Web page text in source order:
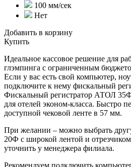
100 мм/сек
Нет
Добавить в корзину
Купить
Идеальное кассовое решение для
глэмпинга с ограниченным
Если у вас есть свой компьютер,
подключите к нему фискальный
Фискальный регистратор АТОЛ
для отелей эконом-класса. Быстро
доступной чековой ленте в 57 мм.
При желании – можно выбрать
20Ф с широкой лентой и
уточнить у менеджера филиала.
Рекомендуем подключить